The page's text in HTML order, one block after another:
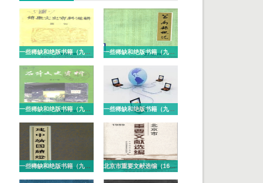
一些稀缺和绝版书籍（九十七）PDF电子版 一些稀缺和绝版书籍（九十六）PDF电子版
一些稀缺和绝版书籍（九十五）PDF电子版 一些稀缺和绝版书籍（九十四）PDF电子版
一些稀缺和绝版书籍（九十三）PDF电子版 北京市重要文献选编（16册）PDF电子版